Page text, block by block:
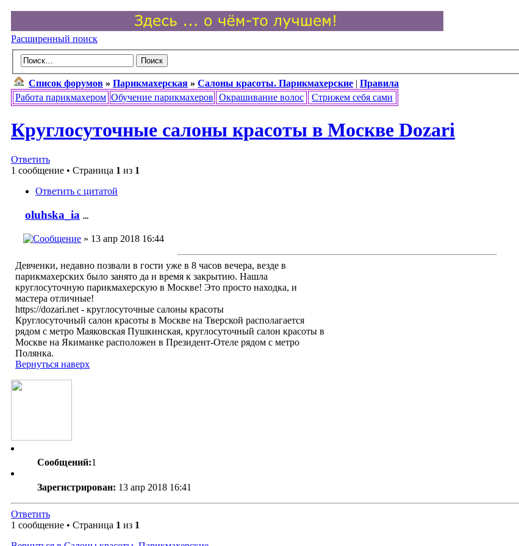
Расширенный поиск
Список форумов » Парикмахерская » Салоны красоты. Парикмахерские | Правила
Работа парикмахером Обучение парикмахеров Окрашивание волос Стрижем себя сами
Круглосуточные салоны красоты в Москве Dozari
Ответить
1 сообщение • Страница 1 из 1
Ответить с цитатой
oluhska_ia ...
» 13 апр 2018 16:44
Девченки, недавно позвали в гости уже в 8 часов вечера, везде в
парикмахерских было занято да и время к закрытию. Нашла
круглосуточную парикмахерскую в Москве! Это просто находка, и
мастера отличные!
https://dozari.net - круглосуточные салоны красоты
Круглосуточный салон красоты в Москве на Тверской располагается
рядом с метро Маяковская Пушкинская, круглосуточный салон красоты в
Москве на Якиманке расположен в Президент-Отеле рядом с метро
Полянка.
Вернуться наверх
Сообщений:1
Зарегистрирован: 13 апр 2018 16:41
Ответить
1 сообщение • Страница 1 из 1